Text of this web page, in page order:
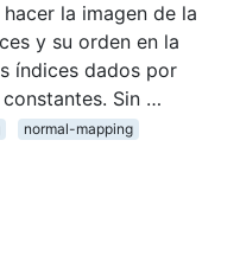
la imagen de la
y su orden en la
índices dados por
Sin …
normal-mapping